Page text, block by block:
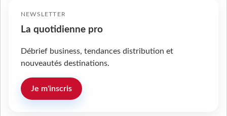
NEWSLETTER
La quotidienne pro
Débrief business, tendances distribution et
nouveautés destinations.
Je m'inscris